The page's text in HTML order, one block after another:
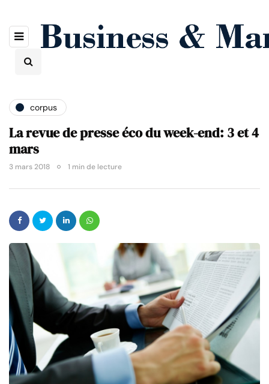
corpus
La revue de presse éco du week-end: 3 et 4
mars
3 mars 2018 1 min de lecture